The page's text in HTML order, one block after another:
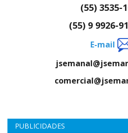
(55) 3535-
(55) 9 9926-
E-mail
PUBLICIDADES